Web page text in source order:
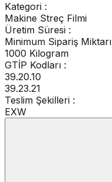
Kategori :
Makine Streç Filmi
Üretim Süresi :
Minimum Sipariş Miktarı
1000 Kilogram
GTİP Kodları :
39.20.10
39.23.21
Teslim Şekilleri :
EXW